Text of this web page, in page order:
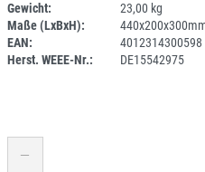
Gewicht:
23,00 kg
Maße (LxBxH):
EAN:
4012314300598
Herst. WEEE-Nr.:
DE15542975